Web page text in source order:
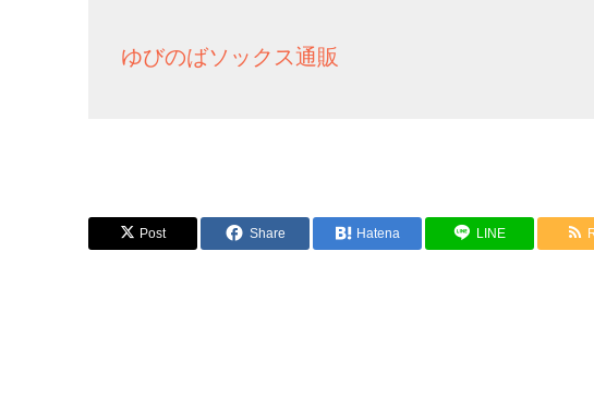
ゆびのばソックス通販
Post Share Hatena LINE